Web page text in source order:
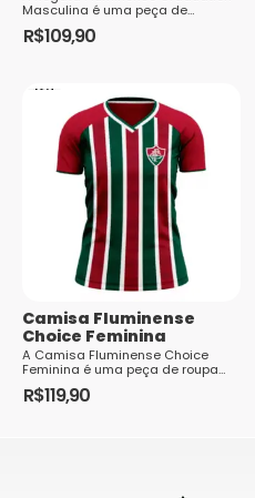
produto
Masculina é uma peça de
vestuário perfeita para os
torcedores apaixonados pelo
R$109,90
produto
várias
variantes.
podem
escolhidas
na
página
do
produto
Camisa Fluminense
Choice Feminina
A Camisa Fluminense Choice
Feminina é uma peça de roupa
que exala estilo e paixão pelo
tricolor carioca. Com um design
R$119,90